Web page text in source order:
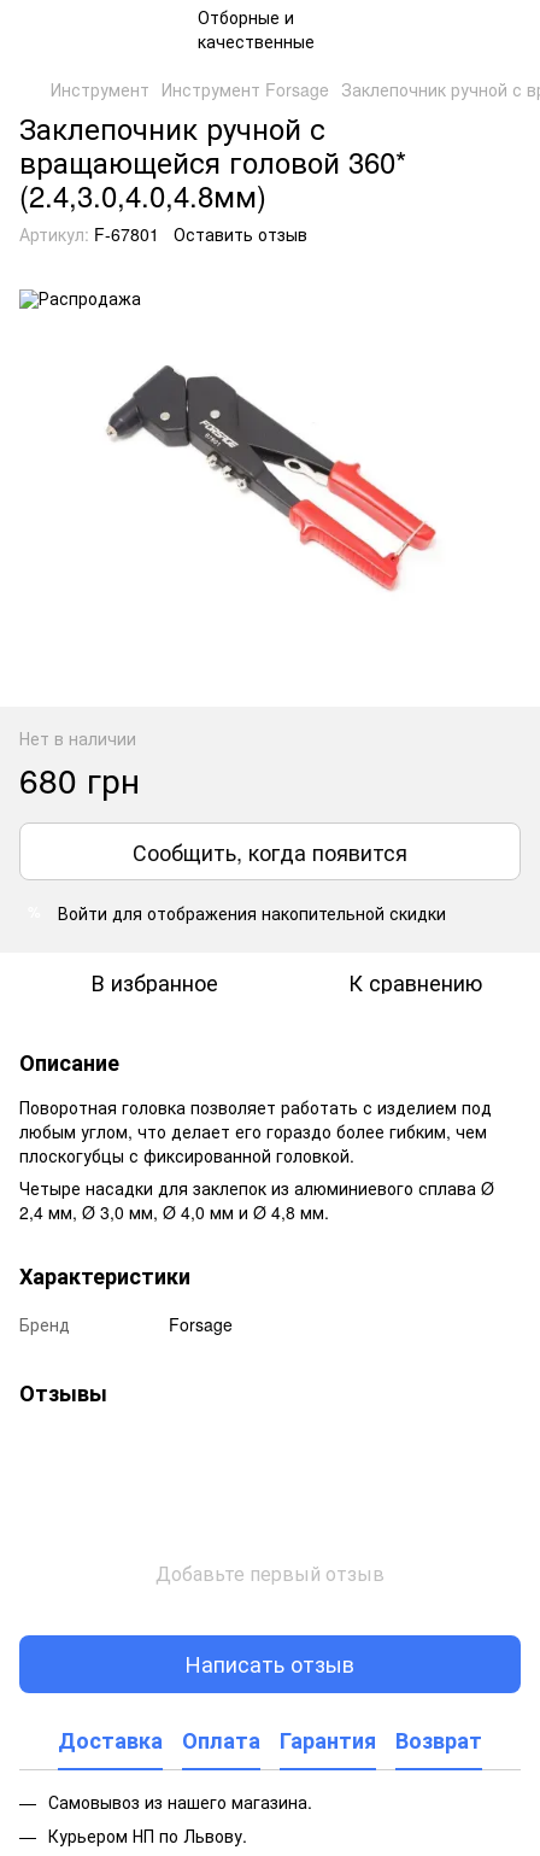
Инструмент Инструмент Forsage Заклепочник ручной с
Заклепочник ручной с
вращающейся головой 360*
(2.4,3.0,4.0,4.8мм)
Артикул: F-67801 Оставить отзыв
Нет в наличии
680 грн
Сообщить, когда появится
Войти для отображения накопительной скидки
В избранное К сравнению
Описание
Поворотная головка позволяет работать с изделием под
любым углом, что делает его гораздо более гибким, чем
плоскогубцы с фиксированной головкой.
Четыре насадки для заклепок из алюминиевого сплава Ø
2,4 мм, Ø 3,0 мм, Ø 4,0 мм и Ø 4,8 мм.
Характеристики
Бренд Forsage
Отзывы
Добавьте первый отзыв
Написать отзыв
Доставка Оплата Гарантия Возврат
Самовывоз из нашего магазина.
Курьером НП по Львову.